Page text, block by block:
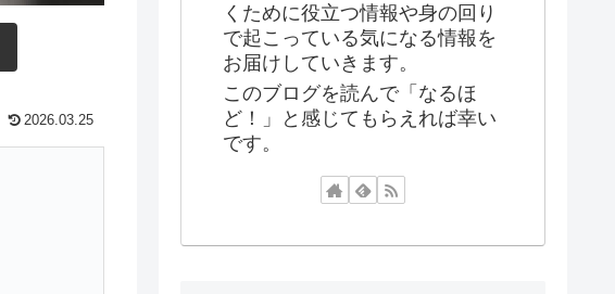
2026.03.25
くために役立つ情報や身の回り
で起こっている気になる情報を
お届けしていきます。
このブログを読んで「なるほ
ど！」と感じてもらえれば幸い
です。